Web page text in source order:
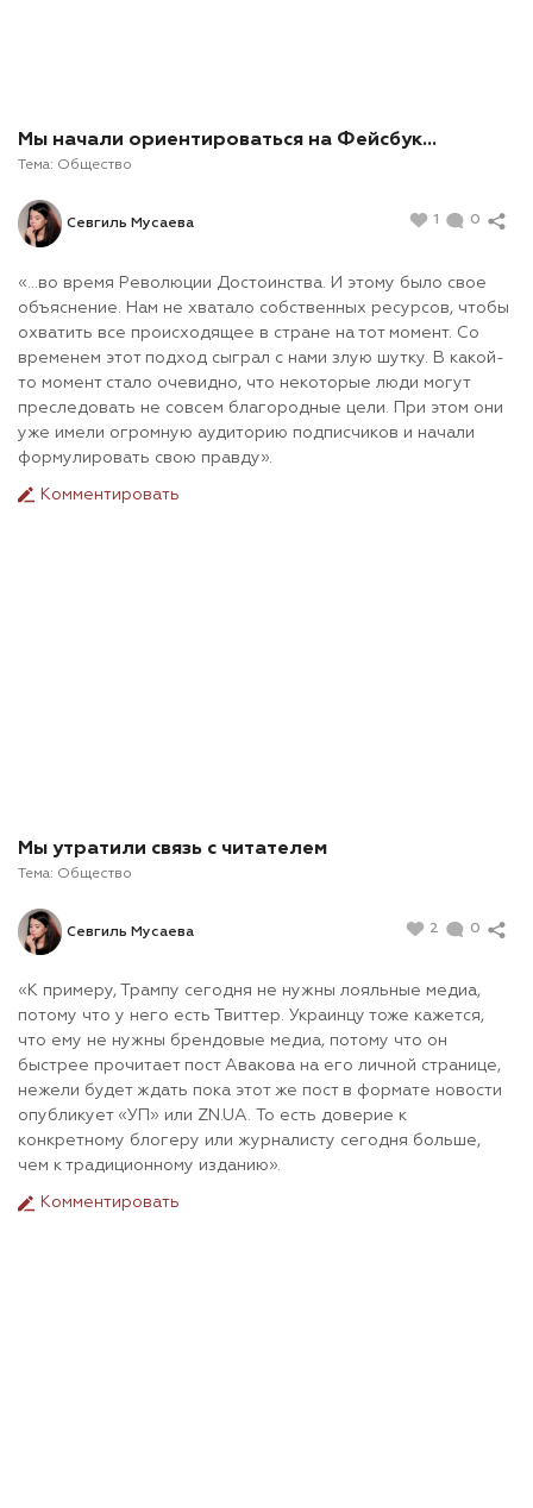
Мы начали ориентироваться на Фейсбук…
Тема: Общество
Севгиль Мусаева 1 0
«…во время Революции Достоинства. И этому было свое
объяснение. Нам не хватало собственных ресурсов, чтобы
охватить все происходящее в стране на тот момент. Со
временем этот подход сыграл с нами злую шутку. В какой-
то момент стало очевидно, что некоторые люди могут
преследовать не совсем благородные цели. При этом они
уже имели огромную аудиторию подписчиков и начали
формулировать свою правду».
Комментировать
Мы утратили связь с читателем
Тема: Общество
Севгиль Мусаева 2 0
«К примеру, Трампу сегодня не нужны лояльные медиа,
потому что у него есть Твиттер. Украинцу тоже кажется,
что ему не нужны брендовые медиа, потому что он
быстрее прочитает пост Авакова на его личной странице,
нежели будет ждать пока этот же пост в формате новости
опубликует «УП» или ZN.UA. То есть доверие к
конкретному блогеру или журналисту сегодня больше,
чем к традиционному изданию».
Комментировать